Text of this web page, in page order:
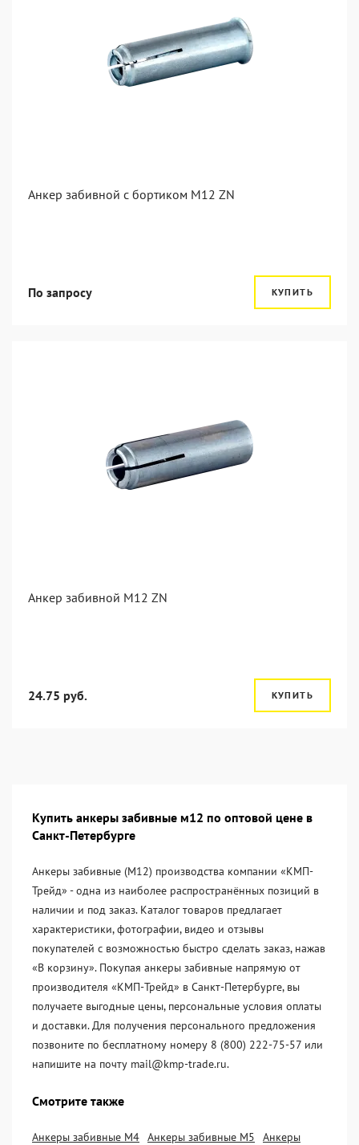
Анкер забивной с бортиком М12 ZN
По запросу КУПИТЬ
Анкер забивной М12 ZN
24.75 руб. КУПИТЬ
Купить анкеры забивные м12 по оптовой цене в
Санкт-Петербурге
Анкеры забивные (М12) производства компании «KМП-
Трейд» - одна из наиболее распространённых позиций в
наличии и под заказ. Каталог товаров предлагает
характеристики, фотографии, видео и отзывы
покупателей с возможностью быстро сделать заказ, нажав
«В корзину». Покупая анкеры забивные напрямую от
производителя «KМП-Трейд» в Санкт-Петербурге, вы
получаете выгодные цены, персональные условия оплаты
и доставки. Для получения персонального предложения
позвоните по бесплатному номеру 8 (800) 222-75-57 или
напишите на почту mail@kmp-trade.ru.
Смотрите также
Анкеры забивные М4 Анкеры забивные М5
Анкеры